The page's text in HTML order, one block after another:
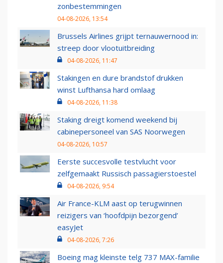
zonbestemmingen
04-08-2026, 13:54
Brussels Airlines grijpt ternauwernood in:
streep door vlootuitbreiding
04-08-2026, 11:47
Stakingen en dure brandstof drukken
winst Lufthansa hard omlaag
04-08-2026, 11:38
Staking dreigt komend weekend bij
cabinepersoneel van SAS Noorwegen
04-08-2026, 10:57
Eerste succesvolle testvlucht voor
zelfgemaakt Russisch passagierstoestel
04-08-2026, 9:54
Air France-KLM aast op terugwinnen
reizigers van ‘hoofdpijn bezorgend’
easyJet
04-08-2026, 7:26
Boeing mag kleinste telg 737 MAX-familie